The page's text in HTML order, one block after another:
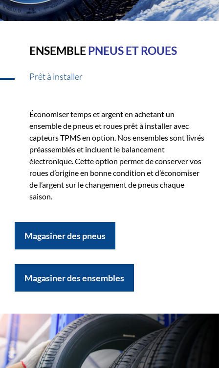
ENSEMBLEPNEUS ET ROUES
Prêt à installer
Économiser temps et argent en achetant un
ensemble de pneus et roues prêt à installer avec
capteurs TPMS en option. Nos ensembles sont livrés
préassemblés et incluent le balancement
électronique. Cette option permet de conserver vos
roues d’origine en bonne condition et d’économiser
de l’argent sur le changement de pneus chaque
saison.
Magasiner des pneus
Magasiner des ensembles